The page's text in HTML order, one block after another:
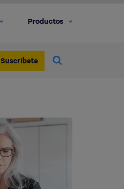
Productos
Suscríbete